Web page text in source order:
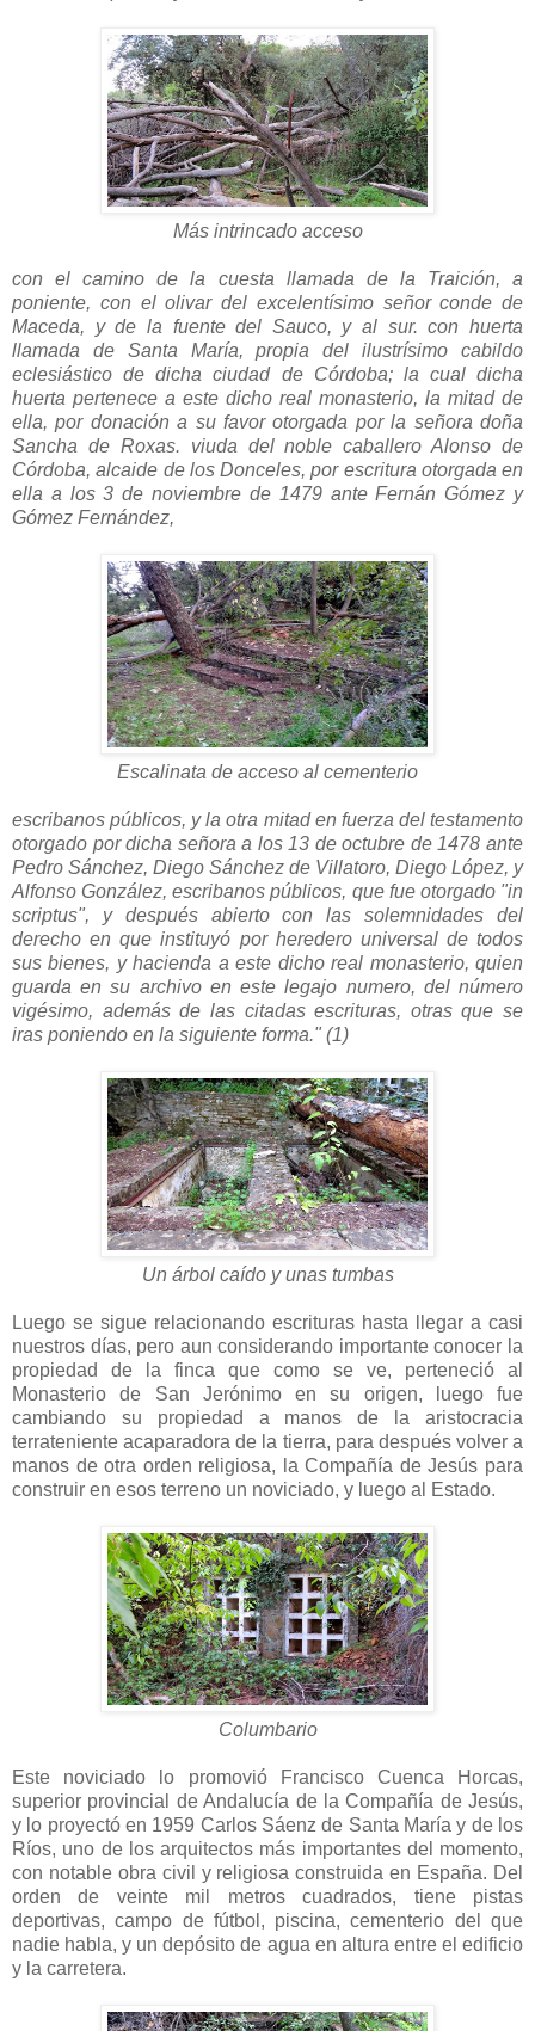
Más intrincado acceso
con el camino de la cuesta llamada de la Traición, a
poniente, con el olivar del excelentísimo señor conde de
Maceda, y de la fuente del Sauco, y al sur. con huerta
llamada de Santa María, propia del ilustrísimo cabildo
eclesiástico de dicha ciudad de Córdoba; la cual dicha
huerta pertenece a este dicho real monasterio, la mitad de
ella, por donación a su favor otorgada por la señora doña
Sancha de Roxas. viuda del noble caballero Alonso de
Córdoba, alcaide de los Donceles, por escritura otorgada en
ella a los 3 de noviembre de 1479 ante Fernán Gómez y
Gómez Fernández,
Escalinata de acceso al cementerio
escribanos públicos, y la otra mitad en fuerza del testamento
otorgado por dicha señora a los 13 de octubre de 1478 ante
Pedro Sánchez, Diego Sánchez de Villatoro, Diego López, y
Alfonso González, escribanos públicos, que fue otorgado "in
scriptus", y des­pués abierto con las solemnidades del
derecho en que instituyó por heredero universal de todos
sus bienes, y hacienda a este dicho real monasterio, quien
guarda en su archivo en este legajo numero, del número
vigésimo, además de las citadas escrituras, otras que se
iras poniendo en la siguiente forma." (1)
Un árbol caído y unas tumbas
Luego se sigue relacionando escrituras hasta llegar a casi
nuestros días, pero aun considerando importante conocer la
propiedad de la finca que como se ve, perteneció al
Monasterio de San Jerónimo en su origen, luego fue
cambiando su propiedad a manos de la aristocracia
terrateniente acaparadora de la tierra, para después volver a
manos de otra orden religiosa, la Compañía de Jesús para
construir en esos terreno un noviciado, y luego al Estado.
Columbario
Este noviciado lo promovió Francisco Cuenca Horcas,
superior provincial de Andalucía de la Compañía de Jesús,
y lo proyectó en 1959 Carlos Sáenz de Santa María y de los
Ríos, uno de los arquitectos más importantes del momento,
con notable obra civil y religiosa construida en España. Del
orden de veinte mil metros cuadrados, tiene pistas
deportivas, campo de fútbol, piscina, cementerio del que
nadie habla, y un depósito de agua en altura entre el edificio
y la carretera.